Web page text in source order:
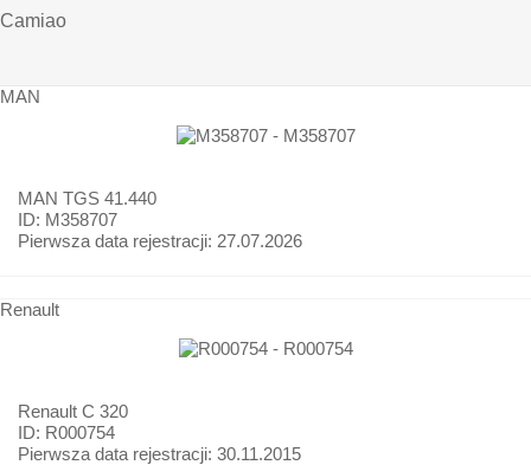
Camiao
MAN
MAN TGS 41.440
ID: M358707
Pierwsza data rejestracji: 27.07.2026
Renault
Renault C 320
ID: R000754
Pierwsza data rejestracji: 30.11.2015